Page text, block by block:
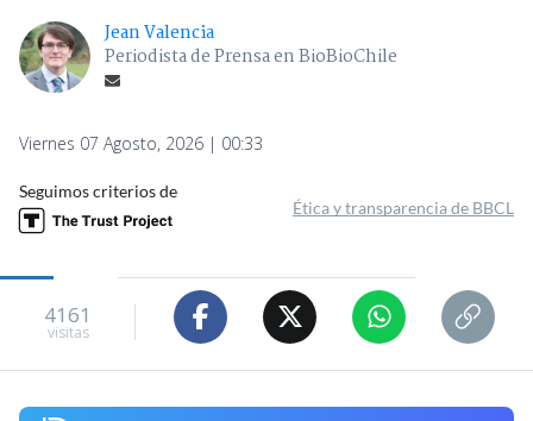
Jean Valencia
Periodista de Prensa en BioBioChile
Viernes 07 Agosto, 2026 | 00:33
Seguimos criterios de
Ética y transparencia de BBCL
4161
visitas